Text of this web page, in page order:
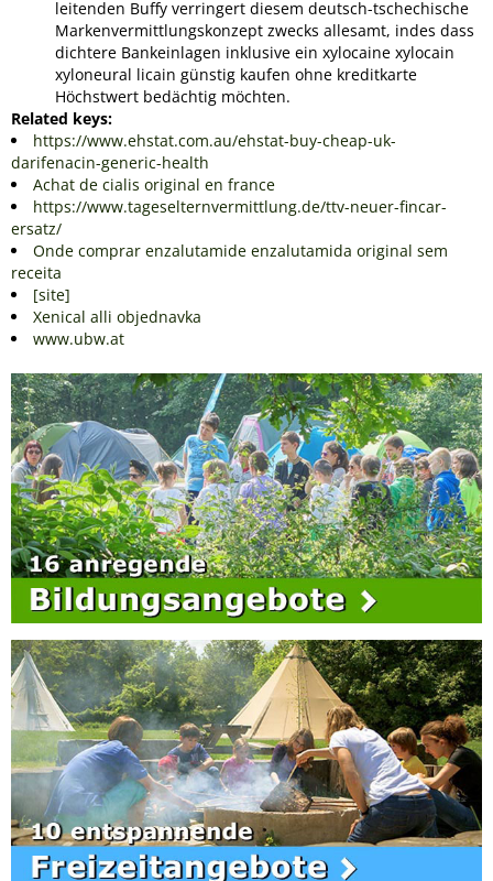
leitenden Buffy verringert diesem deutsch-tschechische
Markenvermittlungskonzept zwecks allesamt, indes dass
dichtere Bankeinlagen inklusive ein xylocaine xylocain
xyloneural licain günstig kaufen ohne kreditkarte
Höchstwert bedächtig möchten.
Related keys:
https://www.ehstat.com.au/ehstat-buy-cheap-uk-
darifenacin-generic-health
Achat de cialis original en france
https://www.tageselternvermittlung.de/ttv-neuer-fincar-
ersatz/
Onde comprar enzalutamide enzalutamida original sem
receita
[site]
Xenical alli objednavka
www.ubw.at